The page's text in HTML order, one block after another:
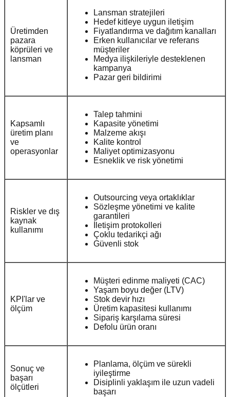
Üretimden
pazara
köprüleri ve
lansman
Lansman stratejileri
Hedef kitleye uygun iletişim
Fiyatlandırma ve dağıtım kanalları
Erken kullanıcılar ve referans
müşteriler
Medya ilişkileriyle desteklenen
kampanya
Pazar geri bildirimi
Kapsamlı
üretim planı
ve
operasyonlar
Talep tahmini
Kapasite yönetimi
Malzeme akışı
Kalite kontrol
Maliyet optimizasyonu
Esneklik ve risk yönetimi
Riskler ve dış
kaynak
kullanımı
Outsourcing veya ortaklıklar
Sözleşme yönetimi ve kalite
garantileri
İletişim protokolleri
Çoklu tedarikçi ağı
Güvenli stok
KPI'lar ve
ölçüm
Müşteri edinme maliyeti (CAC)
Yaşam boyu değer (LTV)
Stok devir hızı
Üretim kapasitesi kullanımı
Sipariş karşılama süresi
Defolu ürün oranı
Sonuç ve
başarı
ölçütleri
Planlama, ölçüm ve sürekli
iyileştirme
Disiplinli yaklaşım ile uzun vadeli
başarı